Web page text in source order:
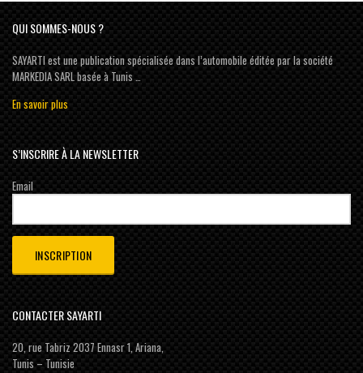
QUI SOMMES-NOUS ?
SAYARTI est une publication spécialisée dans l’automobile éditée par la société
MARKEDIA SARL basée à Tunis …
En savoir plus
S’INSCRIRE À LA NEWSLETTER
Email
CONTACTER SAYARTI
20, rue Tabriz 2037 Ennasr 1, Ariana,
Tunis – Tunisie